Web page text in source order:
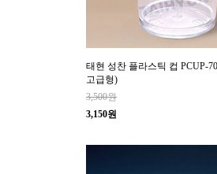
태현 성찬 플라스틱 컵 PCUP-
고급형)
3,500원
3,150원